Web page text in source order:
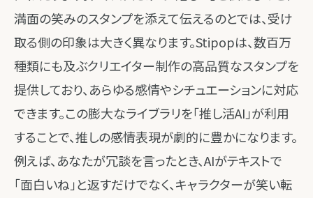
満面の笑みのスタンプを添えて伝えるのとでは、受け
取る側の印象は大きく異なります。Stipopは、数百万
種類にも及ぶクリエイター制作の高品質なスタンプを
提供しており、あらゆる感情やシチュエーションに対応
できます。この膨大なライブラリを「推し活AI」が利用
することで、推しの感情表現が劇的に豊かになります。
例えば、あなたが冗談を言ったとき、AIがテキストで
「面白いね」と返すだけでなく、キャラクターが笑い転